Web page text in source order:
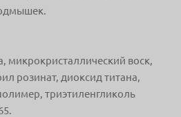
микрокристаллический воск,
розинат, диоксид титана,
триэтиленгликоль